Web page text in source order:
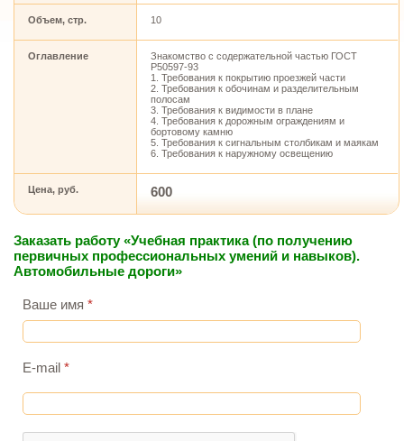
Объем, стр. 10
Оглавление
Знакомство с содержательной частью ГОСТ
Р50597-93
1. Требования к покрытию проезжей части
2. Требования к обочинам и разделительным
полосам
3. Требования к видимости в плане
4. Требования к дорожным ограждениям и
бортовому камню
5. Требования к сигнальным столбикам и маякам
6. Требования к наружному освещению
Цена, руб. 600
Заказать работу «Учебная практика (по получению
первичных профессиональных умений и навыков).
Автомобильные дороги»
Ваше имя *
E-mail *